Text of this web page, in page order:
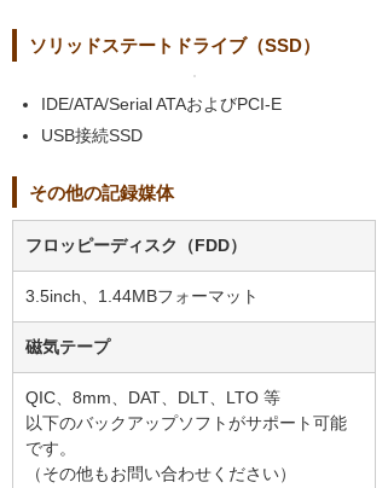
ソリッドステートドライブ（SSD）
IDE/ATA/Serial ATAおよびPCI-E
USB接続SSD
その他の記録媒体
フロッピーディスク（FDD）
3.5inch、1.44MBフォーマット
磁気テープ
QIC、8mm、DAT、DLT、LTO 等
以下のバックアップソフトがサポート可能
です。
（その他もお問い合わせください）